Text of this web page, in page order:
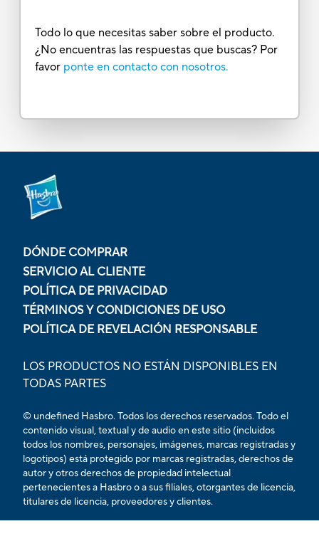
Todo lo que necesitas saber sobre el producto.
¿No encuentras las respuestas que buscas? Por
favor ponte en contacto con nosotros.
DÓNDE COMPRAR
SERVICIO AL CLIENTE
POLÍTICA DE PRIVACIDAD
TÉRMINOS Y CONDICIONES DE USO
POLÍTICA DE REVELACIÓN RESPONSABLE
LOS PRODUCTOS NO ESTÁN DISPONIBLES EN
TODAS PARTES
© undefined Hasbro. Todos los derechos reservados. Todo el
contenido visual, textual y de audio en este sitio (incluidos
todos los nombres, personajes, imágenes, marcas registradas y
logotipos) está protegido por marcas registradas, derechos de
autor y otros derechos de propiedad intelectual
pertenecientes a Hasbro o a sus filiales, otorgantes de licencia,
titulares de licencia, proveedores y clientes.